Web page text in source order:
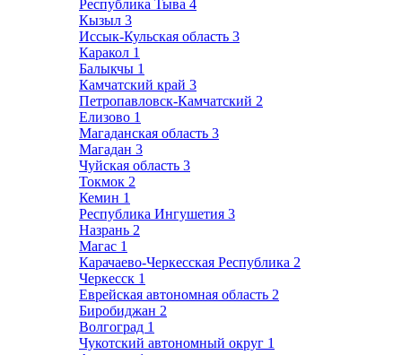
Республика Тыва 4
Кызыл 3
Иссык-Кульская область 3
Каракол 1
Балыкчы 1
Камчатский край 3
Петропавловск-Камчатский 2
Елизово 1
Магаданская область 3
Магадан 3
Чуйская область 3
Токмок 2
Кемин 1
Республика Ингушетия 3
Назрань 2
Магас 1
Карачаево-Черкесская Республика 2
Черкесск 1
Еврейская автономная область 2
Биробиджан 2
Волгоград 1
Чукотский автономный округ 1